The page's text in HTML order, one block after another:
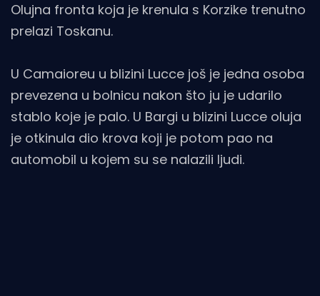
Olujna fronta koja je krenula s Korzike trenutno
prelazi Toskanu.
U Camaioreu u blizini Lucce još je jedna osoba
prevezena u bolnicu nakon što ju je udarilo
stablo koje je palo. U Bargi u blizini Lucce oluja
je otkinula dio krova koji je potom pao na
automobil u kojem su se nalazili ljudi.